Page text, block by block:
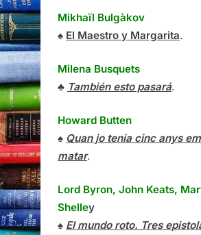
Mikhaïl Bulgàkov
♠ El Maestro y Margarita.
Milena Busquets
♣ También esto pasará.
Howard Butten
♠ Quan jo tenia cinc anys
matar.
Lord Byron, John Keats,
Shelley
♠ El mundo roto. Tres